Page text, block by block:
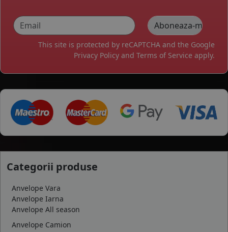
This site is protected by reCAPTCHA and the Google
Privacy Policy and Terms of Service apply.
Categorii produse
Anvelope Vara
Anvelope Iarna
Anvelope All season
Anvelope Camion